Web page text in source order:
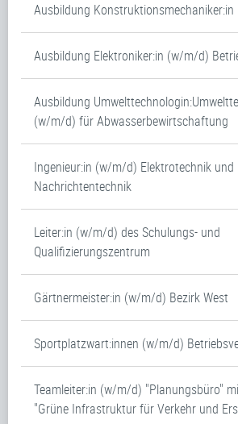
Ausbildung
Ausbildung Elektroniker:in (w/m/d)
Ausbildung
(w/m/d) für Abwasserbewirtschaftung
Ingenieur:in (w/m/d) Elektrotechnik und
Nachrichtentechnik
Leiter:in (w/m/d) des Schulungs- und
Qualifizierungszentrum
Gärtnermeister:in (w/m/d) Bezirk West
Sportplatzwart:innen (w/m/d)
Teamleiter:in (w/m/d) "Planungsbüro"
"Grüne Infrastruktur für Verkehr und